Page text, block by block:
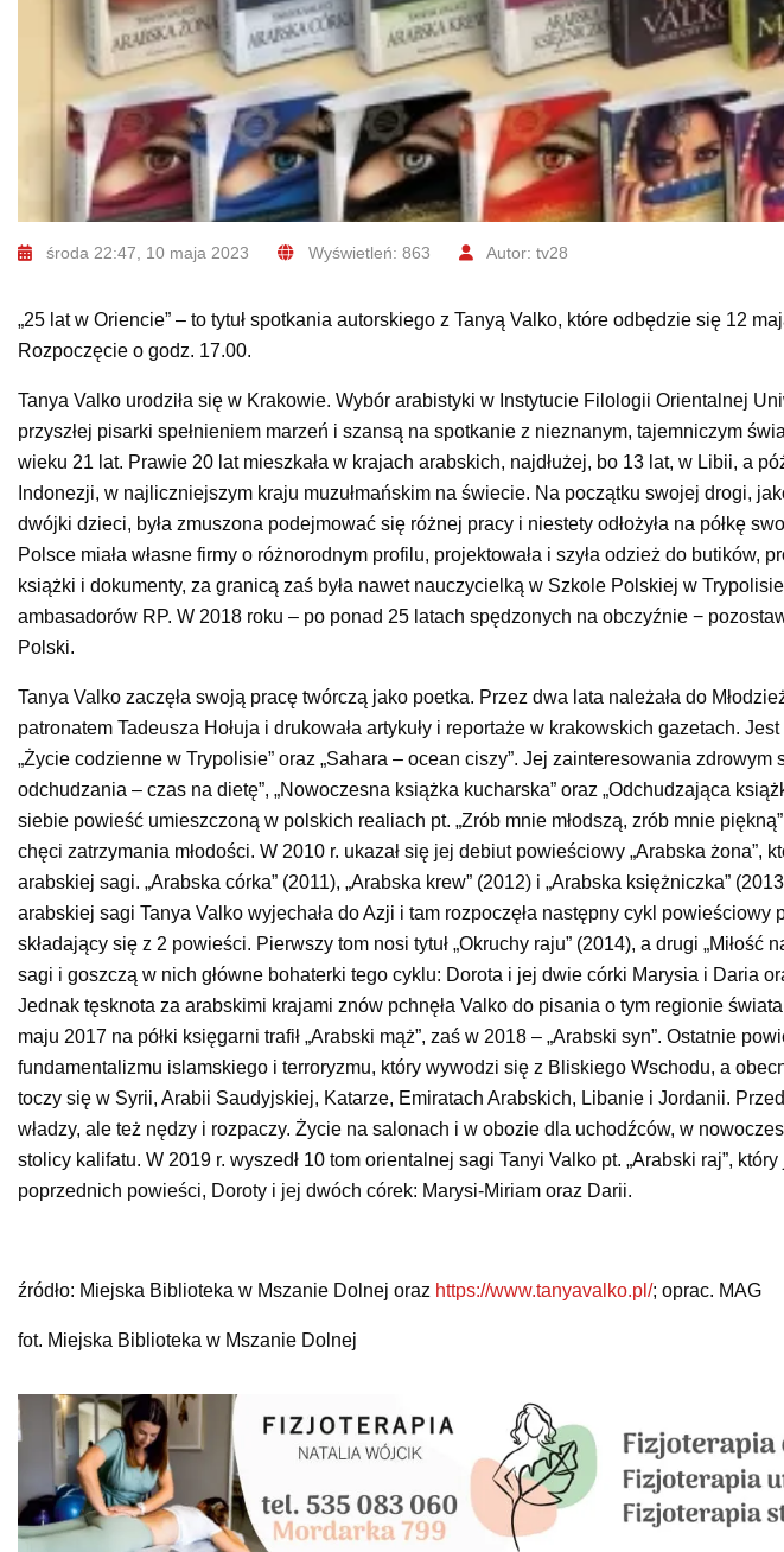
środa 22:47, 10 maja 2023 Wyświetleń: 863 Autor: tv28
„25 lat w Oriencie” – to tytuł spotkania autorskiego z Tanyą Valko, które odbędzie się 12
Rozpoczęcie o godz. 17.00.
Tanya Valko urodziła się w Krakowie. Wybór arabistyki w Instytucie Filologii Orientalnej
przyszłej pisarki spełnieniem marzeń i szansą na spotkanie z nieznanym, tajemniczym
wieku 21 lat. Prawie 20 lat mieszkała w krajach arabskich, najdłużej, bo 13 lat, w Libii, a
Indonezji, w najliczniejszym kraju muzułmańskim na świecie. Na początku swojej drogi,
dwójki dzieci, była zmuszona podejmować się różnej pracy i niestety odłożyła na półkę
Polsce miała własne firmy o różnorodnym profilu, projektowała i szyła odzież do butików,
książki i dokumenty, za granicą zaś była nawet nauczycielką w Szkole Polskiej w
ambasadorów RP. W 2018 roku – po ponad 25 latach spędzonych na obczyźnie −
Polski.
Tanya Valko zaczęła swoją pracę twórczą jako poetka. Przez dwa lata należała do
patronatem Tadeusza Hołuja i drukowała artykuły i reportaże w krakowskich gazetach.
„Życie codzienne w Trypolisie” oraz „Sahara – ocean ciszy”. Jej zainteresowania zdrowym
odchudzania – czas na dietę”, „Nowoczesna książka kucharska” oraz „Odchudzająca
siebie powieść umieszczoną w polskich realiach pt. „Zrób mnie młodszą, zrób mnie
chęci zatrzymania młodości. W 2010 r. ukazał się jej debiut powieściowy „Arabska żona”,
arabskiej sagi. „Arabska córka” (2011), „Arabska krew” (2012) i „Arabska księżniczka”
arabskiej sagi Tanya Valko wyjechała do Azji i tam rozpoczęła następny cykl powieściowy
składający się z 2 powieści. Pierwszy tom nosi tytuł „Okruchy raju” (2014), a drugi
sagi i goszczą w nich główne bohaterki tego cyklu: Dorota i jej dwie córki Marysia i Daria
Jednak tęsknota za arabskimi krajami znów pchnęła Valko do pisania o tym regionie
maju 2017 na półki księgarni trafił „Arabski mąż”, zaś w 2018 – „Arabski syn”. Ostatnie
fundamentalizmu islamskiego i terroryzmu, który wywodzi się z Bliskiego Wschodu, a
toczy się w Syrii, Arabii Saudyjskiej, Katarze, Emiratach Arabskich, Libanie i Jordanii.
władzy, ale też nędzy i rozpaczy. Życie na salonach i w obozie dla uchodźców, w
stolicy kalifatu. W 2019 r. wyszedł 10 tom orientalnej sagi Tanyi Valko pt. „Arabski raj”,
poprzednich powieści, Doroty i jej dwóch córek: Marysi-Miriam oraz Darii.
źródło: Miejska Biblioteka w Mszanie Dolnej oraz https://www.tanyavalko.pl/; oprac. MAG
fot. Miejska Biblioteka w Mszanie Dolnej